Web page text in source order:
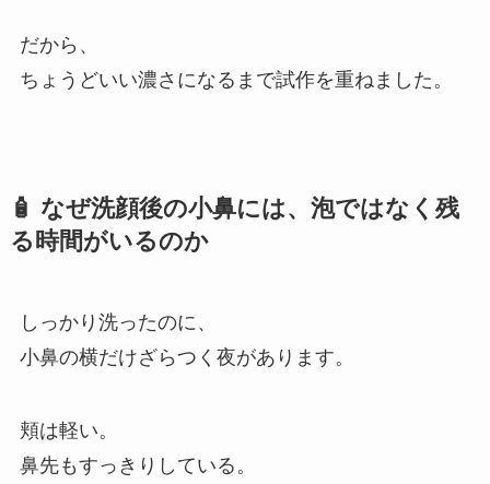
だから、
ちょうどいい濃さになるまで試作を重ねました。
🧴 なぜ洗顔後の小鼻には、泡ではなく残
る時間がいるのか
しっかり洗ったのに、
小鼻の横だけざらつく夜があります。
頬は軽い。
鼻先もすっきりしている。